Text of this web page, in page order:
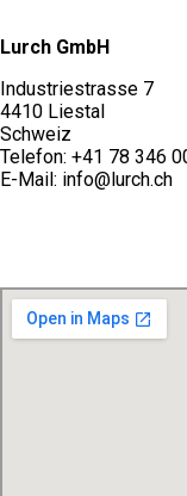
Lurch GmbH
Industriestrasse 7
4410 Liestal
Schweiz
Telefon: +41 78 346
E-Mail: info@lurch.ch